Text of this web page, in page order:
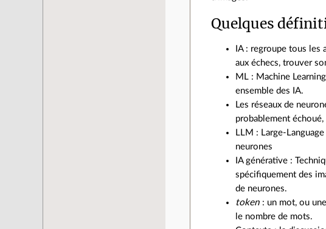
Quelques
IA : regroupe tous les
aux échecs, trouver
ML : Machine
ensemble des IA.
Les réseaux de
probablement
LLM : Large-
neurones
IA générative :
spécifiquement des
de neurones.
token : un mot, ou
le nombre de mots.